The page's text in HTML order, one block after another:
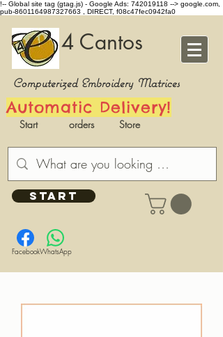
!-- Global site tag (gtag.js) - Google Ads: 742019118 --> google.com,
pub-8601164987327663 , DIRECT, f08c47fec0942fa0
4 Cantos
Computerized Embroidery Matrices
Automatic Delivery!
Start orders Store
START
FacebookWhatsApp